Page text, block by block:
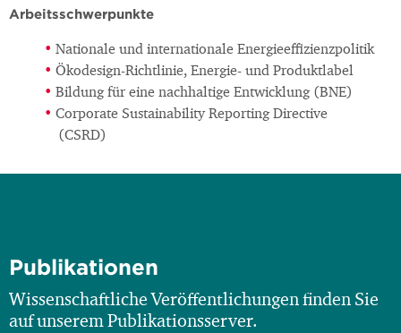
Arbeitsschwerpunkte
Nationale und internationale Energieeffizienzpolitik
Ökodesign-Richtlinie, Energie- und Produktlabel
Bildung für eine nachhaltige Entwicklung (BNE)
Corporate Sustainability Reporting Directive
(CSRD)
Publikationen
Wissenschaftliche Veröffentlichungen finden Sie
auf unserem Publikationsserver.